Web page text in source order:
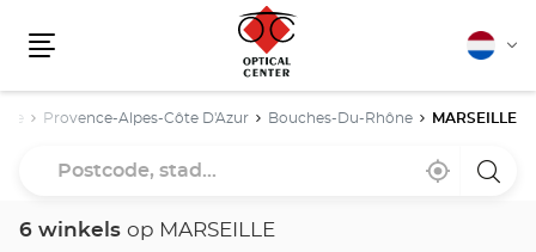
taal
Provence-Alpes-Côte D'Azur Bouches-Du-Rhône MARSEILLE
Bij
,
een
6 winkels op MARSEILLE